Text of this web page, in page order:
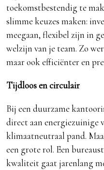
toekomstbestendig te
slimme keuzes maken:
meegaan, flexibel zijn in
welzijn van je team. Zo
maar ook efficiënter en
Tijdloos en circulair
Bij een duurzame
direct aan energiezuinige
klimaatneutraal pand.
een grote rol. Een
kwaliteit gaat jarenlang